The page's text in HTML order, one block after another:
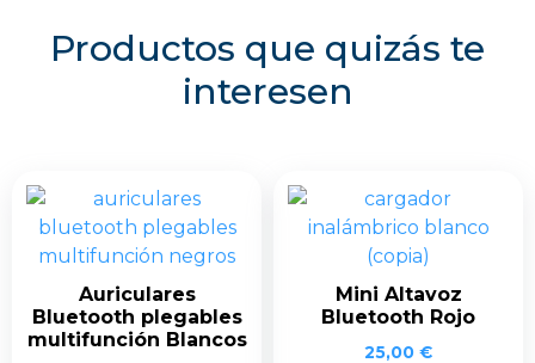
Productos que quizás te
interesen
Auriculares
Bluetooth plegables
multifunción Blancos
Mini Altavoz
Bluetooth Rojo
25,00 €